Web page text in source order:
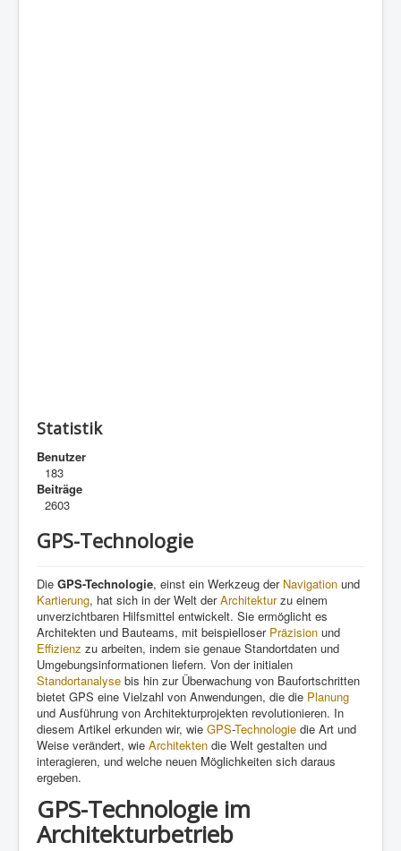
Statistik
Benutzer
183
Beiträge
2603
GPS-Technologie
Die GPS-Technologie, einst ein Werkzeug der Navigation und
Kartierung, hat sich in der Welt derArchitekturzu einem
unverzichtbaren Hilfsmittel entwickelt. Sie ermöglicht es
Architekten und Bauteams, mit beispielloser Präzision und
Effizienz zu arbeiten, indem sie genaue Standortdaten und
Umgebungsinformationen liefern. Von der initialen
Standortanalyse bis hin zur Überwachung von Baufortschritten
bietet GPS eine Vielzahl von Anwendungen, die die Planung
und Ausführung von Architekturprojekten revolutionieren. In
diesem Artikel erkunden wir, wie GPS-Technologie die Art und
Weise verändert, wie Architekten die Welt gestalten und
interagieren, und welche neuen Möglichkeiten sich daraus
ergeben.
GPS-Technologie im
Architekturbetrieb